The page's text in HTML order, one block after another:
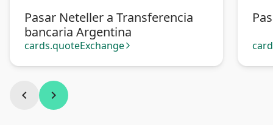
Pasar Neteller a Transferencia
bancaria Argentina
cards.quoteExchange arrow_forward_ios
chevron_left chevron_right